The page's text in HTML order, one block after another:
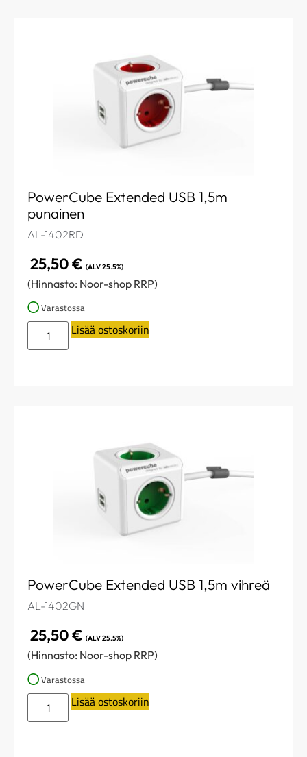
PowerCube Extended USB 1,5m
punainen
AL-1402RD
25,50€ (ALV 25.5%)
(Hinnasto: Noor-shop RRP)
Varastossa
Lisää ostoskoriin
PowerCube Extended USB 1,5m vihreä
AL-1402GN
25,50€ (ALV 25.5%)
(Hinnasto: Noor-shop RRP)
Varastossa
Lisää ostoskoriin